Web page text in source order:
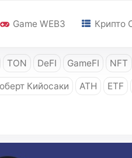
Game WEB3 Крипто
TON DeFI GameFI NFT
Кийосаки ATH ETF